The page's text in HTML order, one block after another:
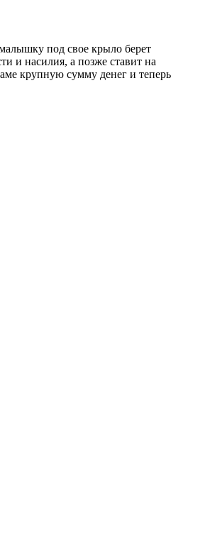
под свое крыло берет
и насилия, а позже ставит на
крупную сумму денег и теперь